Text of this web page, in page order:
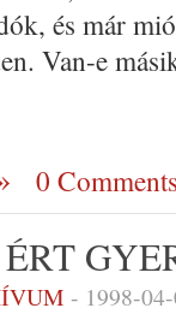
és már
Van-e
0 Comments
- 1998-